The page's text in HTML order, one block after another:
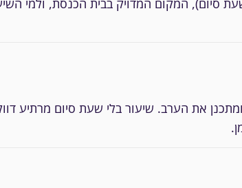
סיום), המקום המדויק בבית הכנסת, ולמי
שעה ומסתיים ב-21:30 מגיע בלב שקט ומתכנן את הערב. שיעור בלי